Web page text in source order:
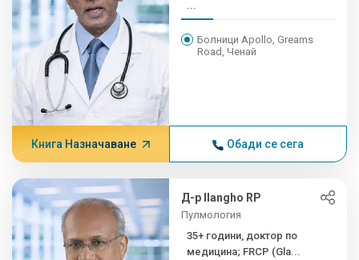
...
Болници Apollo, Greams
Road, Ченай
Книга Назначаване Обади се сега
Д-р Ilangho RP
Пулмология
35+ години, доктор по
медицина; FRCP (Gla...